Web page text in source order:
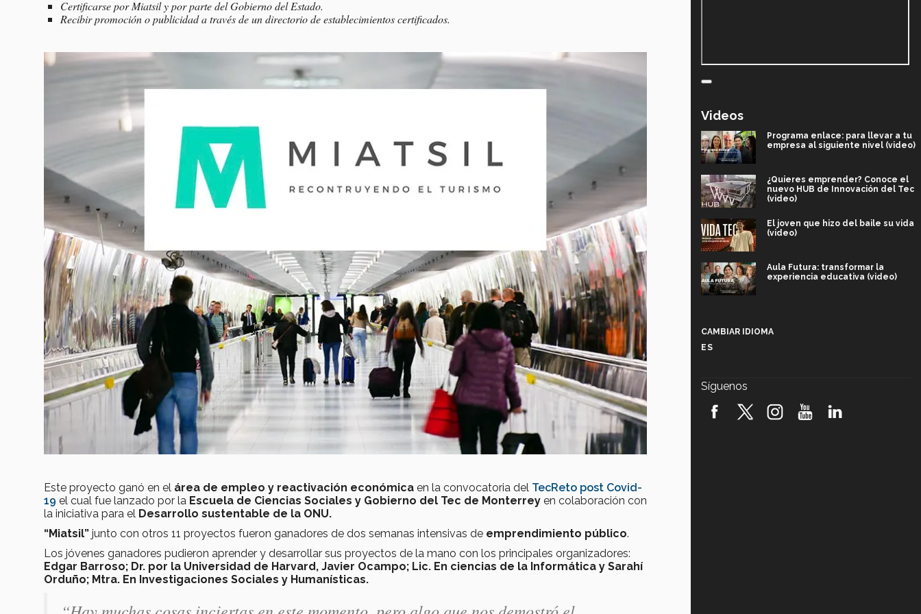
Certificarse por Miatsil y por parte del Gobierno del Estado.
Recibir promoción o publicidad a través de un directorio de establecimientos certificados.
Este proyecto ganó en el área de empleo y reactivación económica en la convocatoria del TecReto post Covid-
19 el cual fue lanzado por la Escuela de Ciencias Sociales y Gobierno del Tec de Monterrey en colaboración con
la iniciativa para el Desarrollo sustentable de la ONU.
“Miatsil” junto con otros 11 proyectos fueron ganadores de dos semanas intensivas de emprendimiento público.
Los jóvenes ganadores pudieron aprender y desarrollar sus proyectos de la mano con los principales organizadores:
Edgar Barroso; Dr. por la Universidad de Harvard, Javier Ocampo; Lic. En ciencias de la Informática y Sarahí
Orduño; Mtra. En Investigaciones Sociales y Humanísticas.
Videos
Programa enlace: para llevar a tu
empresa al siguiente nivel (video)
¿Quieres emprender? Conoce el
nuevo HUB de Innovación del Tec
(video)
El joven que hizo del baile su vida
(video)
Aula Futura: transformar la
experiencia educativa (video)
robótica FIRST 2026! (video)
CAMBIAR IDIOMA
ES
Síguenos